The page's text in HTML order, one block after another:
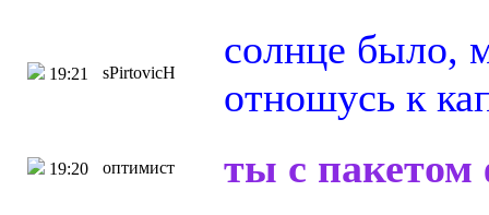
19:21 sPirtovicH
солнце было,
отношусь к
19:20 оптимист ты с пакетом